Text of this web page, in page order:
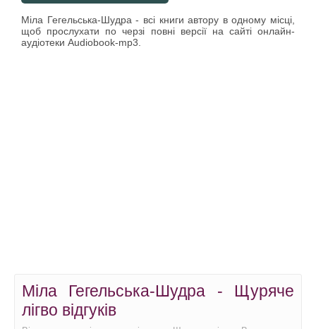
Міла Гегельська-Шудра - всі книги автору в одному місці,
щоб прослухати по черзі повні версії на сайті онлайн-
аудіотеки Audiobook-mp3.
Міла Гегельська-Шудра - Щуряче
лігво відгуків